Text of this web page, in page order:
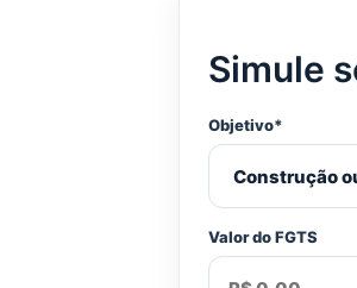
Simule
Objetivo*
Valor do FGTS